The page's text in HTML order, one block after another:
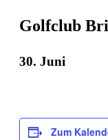
Golfclub
30. Juni
Zum